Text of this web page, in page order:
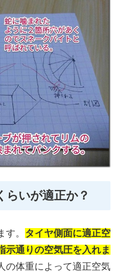
らいが適正か？
。 タイヤ側面に適正空
示通りの空気圧を入れま
の体重によって適正空気